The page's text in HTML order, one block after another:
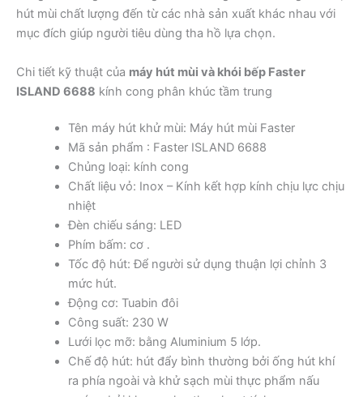
hút mùi chất lượng đến từ các nhà sản xuất khác nhau với
mục đích giúp người tiêu dùng tha hồ lựa chọn.
Chi tiết kỹ thuật của máy hút mùi và khói bếp Faster
ISLAND 6688 kính cong phân khúc tầm trung
Tên máy hút khử mùi: Máy hút mùi Faster
Mã sản phẩm : Faster ISLAND 6688
Chủng loại: kính cong
Chất liệu vỏ: Inox – Kính kết hợp kính chịu lực chịu
nhiệt
Đèn chiếu sáng: LED
Phím bấm: cơ .
Tốc độ hút: Để người sử dụng thuận lợi chỉnh 3
mức hút.
Động cơ: Tuabin đôi
Công suất: 230 W
Lưới lọc mỡ: bằng Aluminium 5 lớp.
Chế độ hút: hút đẩy bình thường bởi ống hút khí
ra phía ngoài và khử sạch mùi thực phẩm nấu